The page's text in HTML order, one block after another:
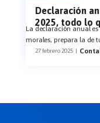
Declaración
2025, todo lo
La declaración anual
morales, prepara la de
27 febrero 2025 |